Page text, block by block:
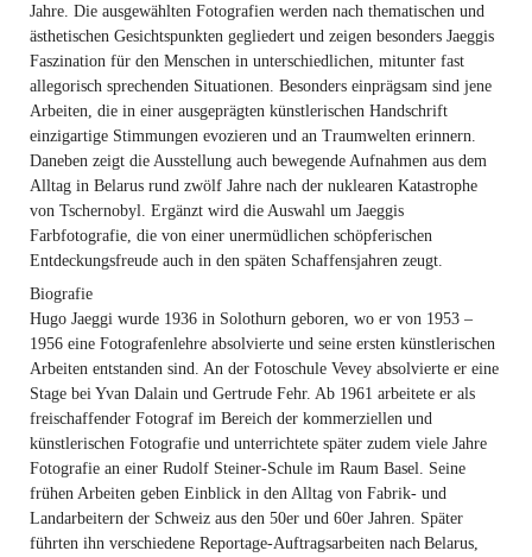
Jahre. Die ausgewählten Fotografien werden nach thematischen und
ästhetischen Gesichtspunkten gegliedert und zeigen besonders Jaeggis
Faszination für den Menschen in unterschiedlichen, mitunter fast
allegorisch sprechenden Situationen. Besonders einprägsam sind jene
Arbeiten, die in einer ausgeprägten künstlerischen Handschrift
einzigartige Stimmungen evozieren und an Traumwelten erinnern.
Daneben zeigt die Ausstellung auch bewegende Aufnahmen aus dem
Alltag in Belarus rund zwölf Jahre nach der nuklearen Katastrophe
von Tschernobyl. Ergänzt wird die Auswahl um Jaeggis
Farbfotografie, die von einer unermüdlichen schöpferischen
Entdeckungsfreude auch in den späten Schaffensjahren zeugt.
Biografie
Hugo Jaeggi wurde 1936 in Solothurn geboren, wo er von 1953 –
1956 eine Fotografenlehre absolvierte und seine ersten künstlerischen
Arbeiten entstanden sind. An der Fotoschule Vevey absolvierte er eine
Stage bei Yvan Dalain und Gertrude Fehr. Ab 1961 arbeitete er als
freischaffender Fotograf im Bereich der kommerziellen und
künstlerischen Fotografie und unterrichtete später zudem viele Jahre
Fotografie an einer Rudolf Steiner-Schuleim Raum Basel. Seine
frühen Arbeiten geben Einblick in den Alltag von Fabrik- und
Landarbeitern der Schweiz aus den 50er und 60er Jahren. Später
führten ihn verschiedene Reportage-Auftragsarbeiten nach Belarus,